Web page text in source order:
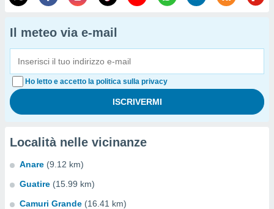
Il meteo via e-mail
Ho letto e accetto la politica sulla privacy
Località nelle vicinanze
Anare (9.12 km)
Guatire (15.99 km)
Camuri Grande (16.41 km)